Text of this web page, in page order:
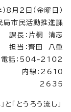
8月2日（金曜日）
局市民活動推進課
課長：片桐 清志
担当：齊田 八重
電話：504-2102
内線：2610
2635
「とうろう流し」